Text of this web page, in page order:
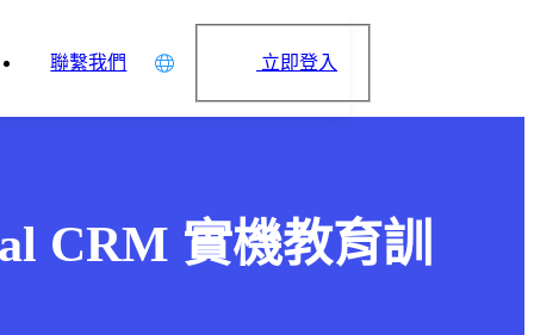
聯繫我們
简体中文
立即登入
CRM 實機教育訓